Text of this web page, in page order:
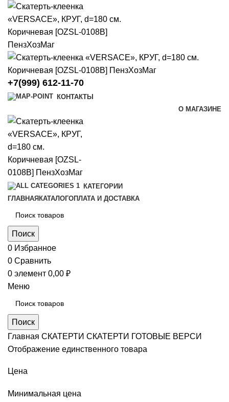
+7(999) 612-11-70
КОНТАКТЫ
О МАГАЗИНЕ
КАТЕГОРИИ
ГЛАВНАЯ КАТАЛОГОПЛАТА И ДОСТАВКА
Поиск
0 Избранное
0 Сравнить
0 элемент 0,00 ₽
Меню
Поиск
Главная СКАТЕРТИ СКАТЕРТИ ГОТОВЫЕ ВЕРСИ
Отображение единственного товара
Цена
Минимальная цена